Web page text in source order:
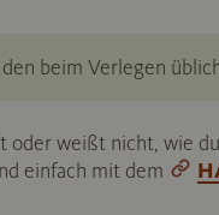
beim Verlegen
oder weißt nicht, wie
einfach mit dem